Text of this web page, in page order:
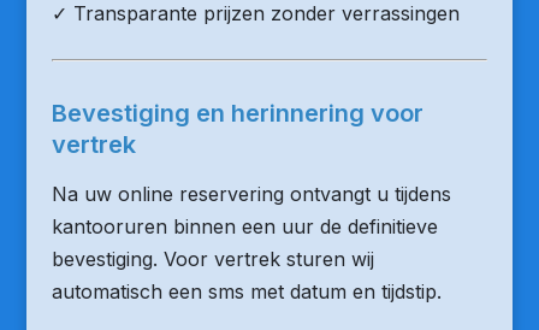
✓ Transparante prijzen zonder verrassingen
Bevestiging en herinnering voor
vertrek
Na uw online reservering ontvangt u tijdens
kantooruren binnen een uur de definitieve
bevestiging. Voor vertrek sturen wij
automatisch een sms met datum en tijdstip.